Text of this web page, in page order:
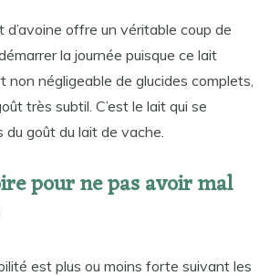
d’avoine offre un véritable coup de
la journée puisque ce lait
non négligeable de glucides complets,
très subtil. C’est le lait qui se
du goût du lait de vache.
pour ne pas avoir mal
est plus ou moins forte suivant les